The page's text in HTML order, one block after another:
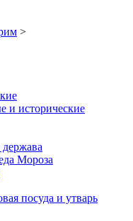
>
и исторические
Мороза
посуда и утварь